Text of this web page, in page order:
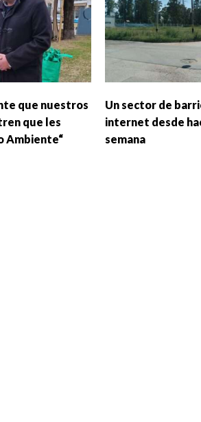
que nuestros
que les
Ambiente“
Un sector de
internet desde
semana